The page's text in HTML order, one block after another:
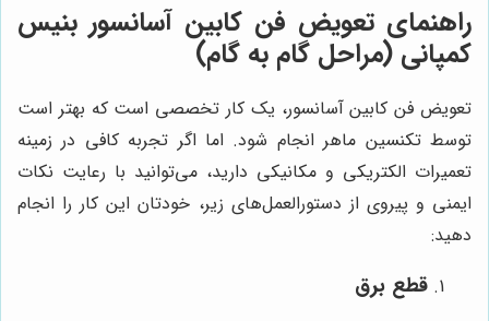
راهنمای تعویض فن کابین آسانسور بنیس
کمپانی (مراحل گام به گام)
تعویض فن کابین آسانسور، یک کار تخصصی است که بهتر است
توسط تکنسین ماهر انجام شود. اما اگر تجربه کافی در زمینه
تعمیرات الکتریکی و مکانیکی دارید، می‌توانید با رعایت نکات
ایمنی و پیروی از دستورالعمل‌های زیر، خودتان این کار را انجام
دهید:
قطع برق